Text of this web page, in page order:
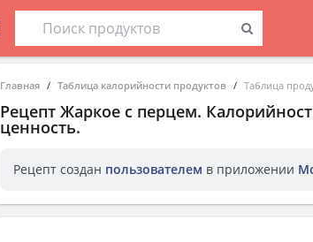
Главная Таблица калорийности продуктов Таблица
Рецепт Жаркое с перцем.
ценность.
Рецепт создан пользователем в приложении